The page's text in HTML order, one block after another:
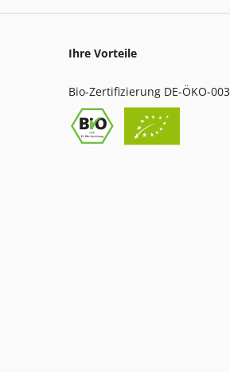
Ihre Vorteile
Bio-Zertifizierung DE-ÖKO-003